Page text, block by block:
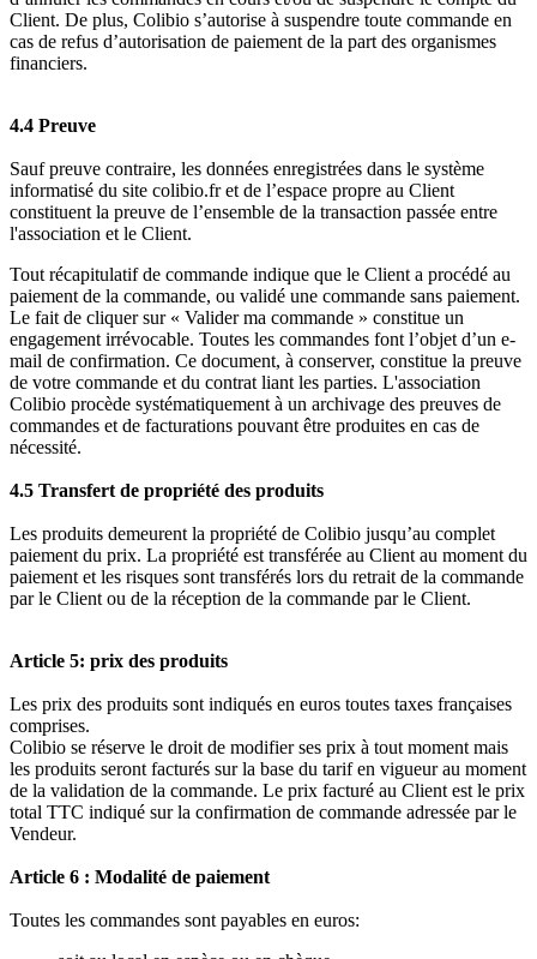
Client. De plus, Colibio s’autorise à suspendre toute commande en
cas de refus d’autorisation de paiement de la part des organismes
financiers.
4.4 Preuve
Sauf preuve contraire, les données enregistrées dans le système
informatisé du site colibio.fr et de l’espace propre au Client
constituent la preuve de l’ensemble de la transaction passée entre
l'association et le Client.
Tout récapitulatif de commande indique que le Client a procédé au
paiement de la commande, ou validé une commande sans paiement.
Le fait de cliquer sur « Valider ma commande » constitue un
engagement irrévocable. Toutes les commandes font l’objet d’un e-
mail de confirmation. Ce document, à conserver, constitue la preuve
de votre commande et du contrat liant les parties. L'association
Colibio procède systématiquement à un archivage des preuves de
commandes et de facturations pouvant être produites en cas de
nécessité.
4.5 Transfert de propriété des produits
Les produits demeurent la propriété de Colibio jusqu’au complet
paiement du prix. La propriété est transférée au Client au moment du
paiement et les risques sont transférés lors du retrait de la commande
par le Client ou de la réception de la commande par le Client.
Article 5: prix des produits
Les prix des produits sont indiqués en euros toutes taxes françaises
comprises.
Colibio se réserve le droit de modifier ses prix à tout moment mais
les produits seront facturés sur la base du tarif en vigueur au moment
de la validation de la commande. Le prix facturé au Client est le prix
total TTC indiqué sur la confirmation de commande adressée par le
Vendeur.
Article 6 : Modalité de paiement
Toutes les commandes sont payables en euros: